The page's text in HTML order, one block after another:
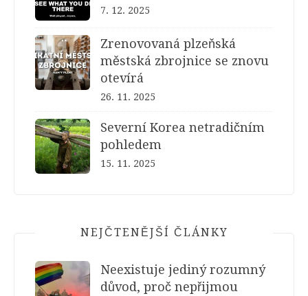
7. 12. 2025
Zrenovovaná plzeňská
městská zbrojnice se znovu
otevírá
26. 11. 2025
Severní Korea netradičním
pohledem
15. 11. 2025
NEJČTENĚJŠÍ ČLÁNKY
Neexistuje jediný rozumný
důvod, proč nepřijmou